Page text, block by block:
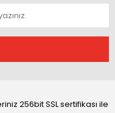
256bit SSL sertifikası ile